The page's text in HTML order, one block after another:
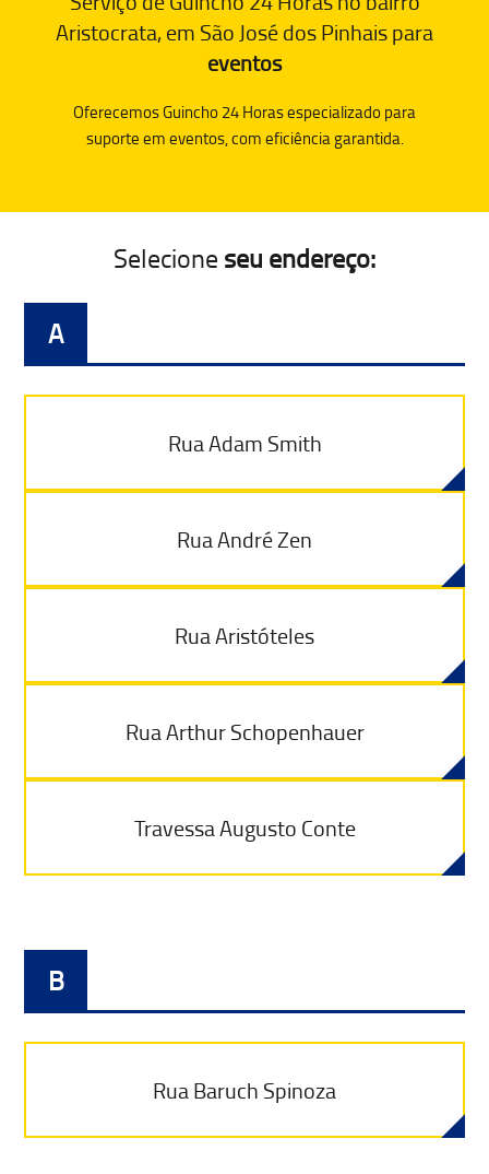
Aristocrata, em São José dos Pinhais para
eventos
Oferecemos Guincho 24 Horas especializado para
suporte em eventos, com eficiência garantida.
Selecione seu endereço:
A
Rua Adam Smith
Rua André Zen
Rua Aristóteles
Rua Arthur Schopenhauer
Travessa Augusto Conte
B
Rua Baruch Spinoza